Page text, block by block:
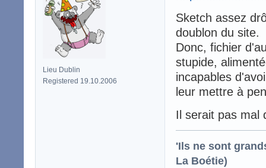
Lieu Dublin
Registered 19.10.2006
Sketch assez
doublon du site.
Donc, fichier
stupide,
incapables
leur mettre à
Il serait pas mal
'Ils ne sont
La Boétie)